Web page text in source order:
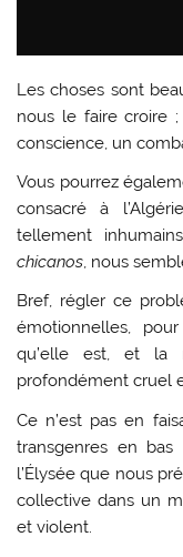
Les choses sont
nous le faire croire
conscience, un
Vous pourrez
consacré à
tellement
chicanos, nous
Bref, régler ce
émotionnelles,
qu’elle est, et la
profondément cruel
Ce n’est pas en
transgenres en
l’Élysée que nous
collective dans un
et violent.